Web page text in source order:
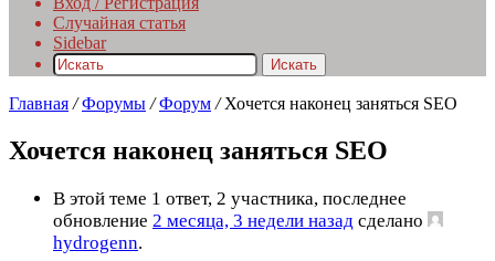
Случайная статья
Sidebar
Искать
Главная / Форумы / Форум / Хочется наконец заняться SEO
Хочется наконец заняться SEO
В этой теме 1 ответ, 2 участника, последнее
обновление 2 месяца, 3 недели назад сделано
hydrogenn.